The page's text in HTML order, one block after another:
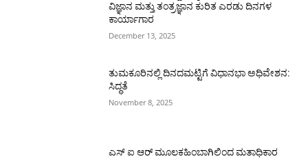
ವಿಜ್ಞಾನ ಮತ್ತು ತಂತ್ರಜ್ಞಾನ ಕುರಿತ ಎರಡು ದಿನಗಳ
ಕಾರ್ಯಾಗಾರ
December 13, 2025
ತುಮಕೂರಿನಲ್ಲಿ ದಿನದಮಟ್ಟಿಗೆ ವಿಧಾನಭಾ ಅಧಿವೇಶನ:
ಸಿದ್ಧತೆ
November 8, 2025
ಎಸ್ ಐ ಆರ್ ಮೂಲಕಹಿಂಬಾಗಿಲಿಂದ ಮತಾಧಿಕಾರ